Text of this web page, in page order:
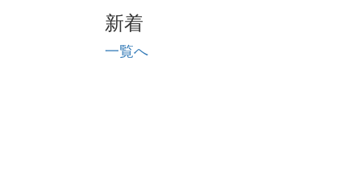
新着
一覧へ